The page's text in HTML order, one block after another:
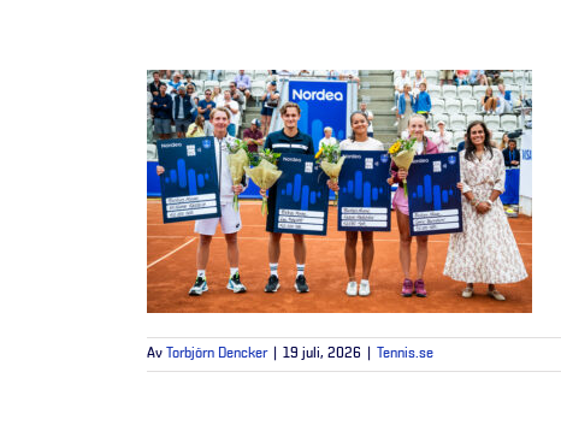
Av Torbjörn Dencker 19 juli, 2026 Tennis.se